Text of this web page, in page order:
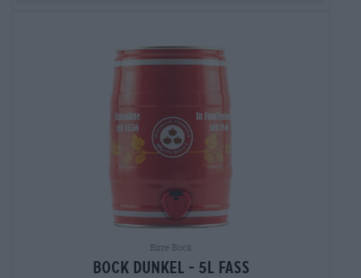
Birre Bock
bock dunkel - 5l fass